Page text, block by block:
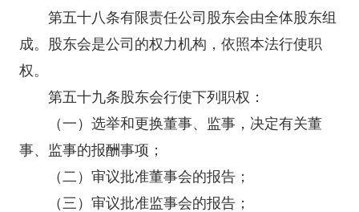
第五十八条有限责任公司股东会由全体股东组
成。股东会是公司的权力机构，依照本法行使职
权。
第五十九条股东会行使下列职权：
（一）选举和更换董事、监事，决定有关董
事、监事的报酬事项；
（二）审议批准董事会的报告；
（三）审议批准监事会的报告；